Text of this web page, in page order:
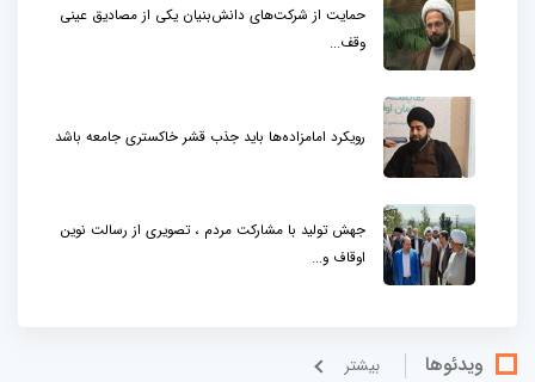
حمایت از شرکت‌های دانش‌بنیان یکی از مصادیق عینی
وقف...
رویکرد امامزاده‌ها باید جذب قشر خاکستری جامعه باشد
جهش تولید با مشارکت مردم ، تصویری از رسالت نوین
اوقاف و...
ویدئوها بيشتر